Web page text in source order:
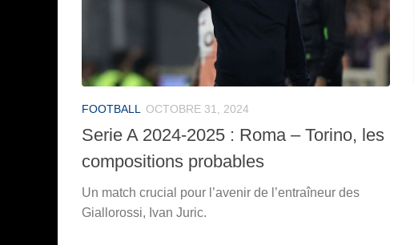
FOOTBALL OCTOBRE 31, 2024
Serie A 2024-2025 : Roma – Torino, les
compositions probables
Un match crucial pour l’avenir de l’entraîneur des
Giallorossi, Ivan Juric.